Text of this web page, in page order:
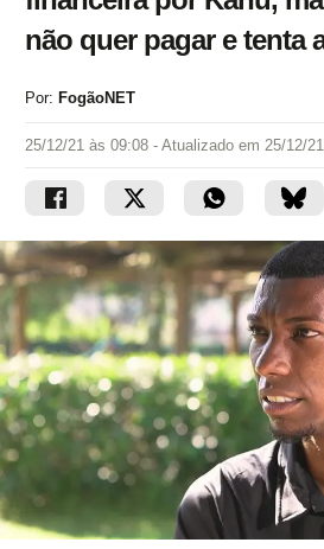
não quer pagar e tenta
Por: FogãoNET
25/12/21 às 09:08 - Atualizado em 25/12/